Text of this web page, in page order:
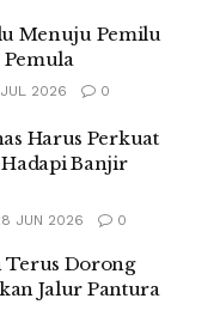
Menuju Pemilu
2026 0
Harus Perkuat
Banjir
JUN 2026 0
Terus Dorong
Jalur Pantura